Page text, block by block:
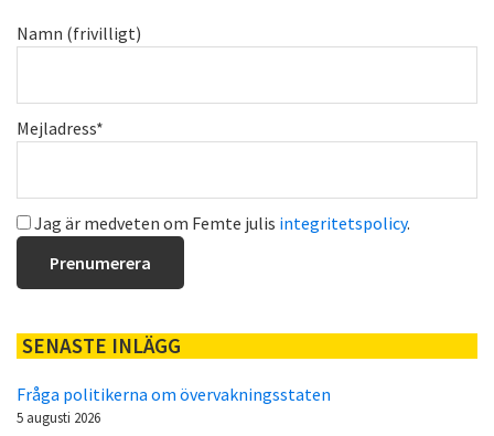
Namn (frivilligt)
Mejladress*
Jag är medveten om Femte julis integritetspolicy.
SENASTE INLÄGG
Fråga politikerna om övervakningsstaten
5 augusti 2026